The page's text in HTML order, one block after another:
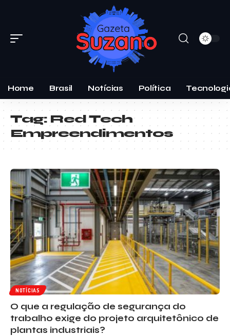
Home Brasil Notícias Política
Tag:Red Tech
Empreendimentos
NOTÍCIAS
O que a regulação de segurança do
trabalho exige do projeto arquitetônico de
plantas industriais?